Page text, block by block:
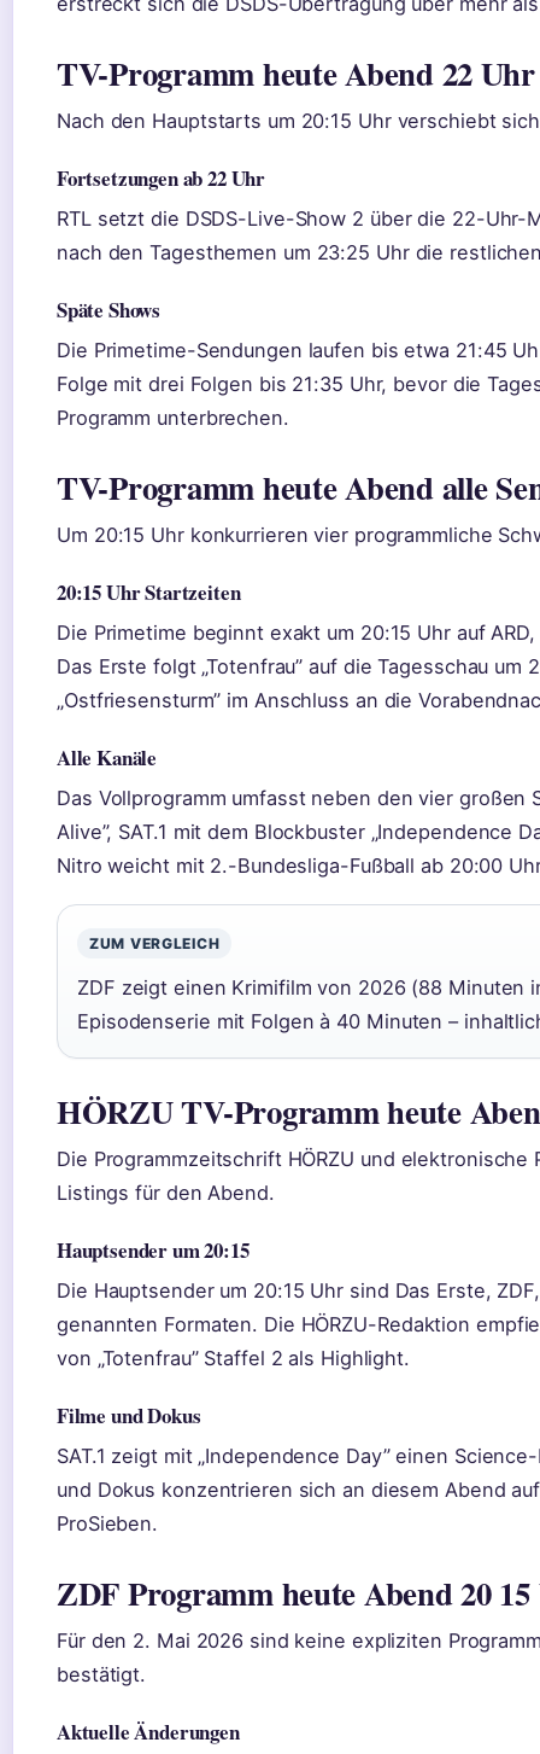
TV-Programm heute Abend 22 Uhr
Nach den Hauptstarts um 20:15 Uhr verschiebt
Fortsetzungen ab 22 Uhr
RTL setzt die DSDS-Live-Show 2 über die 22-
nach den Tagesthemen um 23:25 Uhr die
Späte Shows
Die Primetime-Sendungen laufen bis etwa 21:45
Folge mit drei Folgen bis 21:35 Uhr, bevor die
Programm unterbrechen.
TV-Programm heute Abend alle
Um 20:15 Uhr konkurrieren vier programmliche
20:15 Uhr Startzeiten
Die Primetime beginnt exakt um 20:15 Uhr auf
Das Erste folgt „Totenfrau” auf die Tagesschau um
„Ostfriesensturm” im Anschluss an die
Alle Kanäle
Das Vollprogramm umfasst neben den vier großen
Alive”, SAT.1 mit dem Blockbuster „Independence
Nitro weicht mit 2.-Bundesliga-Fußball ab 20:00
ZUM VERGLEICH
ZDF zeigt einen Krimifilm von 2026 (88 Minuten
Episodenserie mit Folgen à 40 Minuten –
HÖRZU TV-Programm heute
Die Programmzeitschrift HÖRZU und
Listings für den Abend.
Hauptsender um 20:15
Die Hauptsender um 20:15 Uhr sind Das Erste,
genannten Formaten. Die HÖRZU-Redaktion
von „Totenfrau” Staffel 2 als Highlight.
Filme und Dokus
SAT.1 zeigt mit „Independence Day” einen
und Dokus konzentrieren sich an diesem Abend
ProSieben.
ZDF Programm heute Abend 20
Für den 2. Mai 2026 sind keine expliziten
bestätigt.
Aktuelle Änderungen